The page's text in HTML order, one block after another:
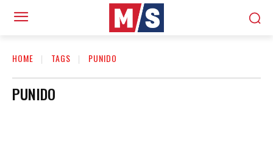
HOME TAGS PUNIDO
PUNIDO